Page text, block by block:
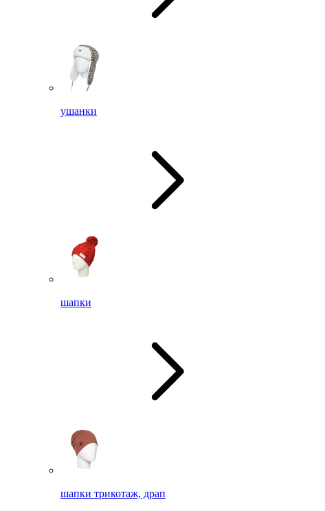
ушанки
шапки
шапки трикотаж, драп